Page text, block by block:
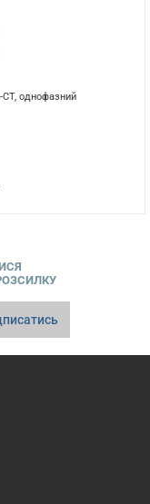
CT, однофазний